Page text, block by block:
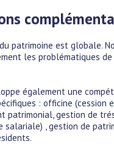
patrimoine est globale.
les problématiques
également une
: officine (cession
patrimonial, gestion de
salariale) , gestion de